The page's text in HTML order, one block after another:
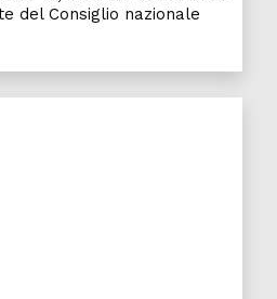
del Consiglio nazionale